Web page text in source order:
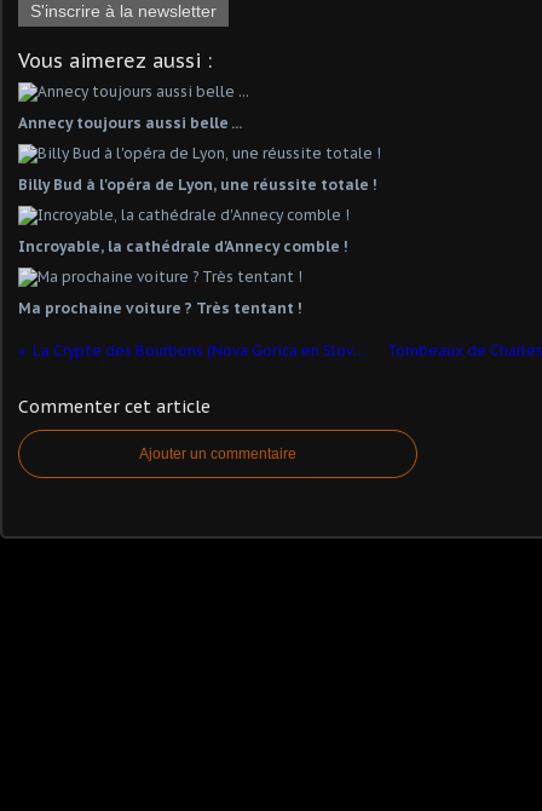
S'inscrire à la newsletter
Vous aimerez aussi :
Annecy toujours aussi belle ...
Billy Bud à l'opéra de Lyon, une réussite totale !
Incroyable, la cathédrale d'Annecy comble !
Ma prochaine voiture ? Très tentant !
La Crypte des Bourbons (Nova Gorica en Slovénie)
Commenter cet article
Ajouter un commentaire